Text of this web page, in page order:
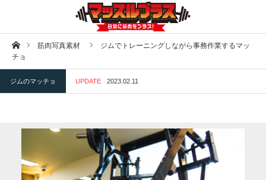
ホーム筋肉写真素材
ジムでトレーニングしながら事務作業するマッ
チョ
ジムのマッチョ UPDATE 2023.02.11